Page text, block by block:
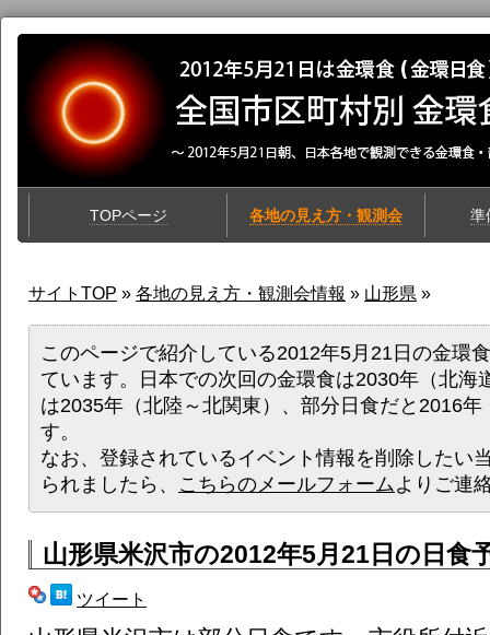
TOPページ 各地の見え方・観測会 準
サイトTOP » 各地の見え方・観測会情報 » 山形県 »
このページで紹介している2012年5月21日の金環
ています。日本での次回の金環食は2030年（北海
は2035年（北陸～北関東）、部分日食だと2016年
す。
なお、登録されているイベント情報を削除したい
られましたら、 こちらのメールフォームよりご連
山形県米沢市の2012年5月21日の日食
ツイート